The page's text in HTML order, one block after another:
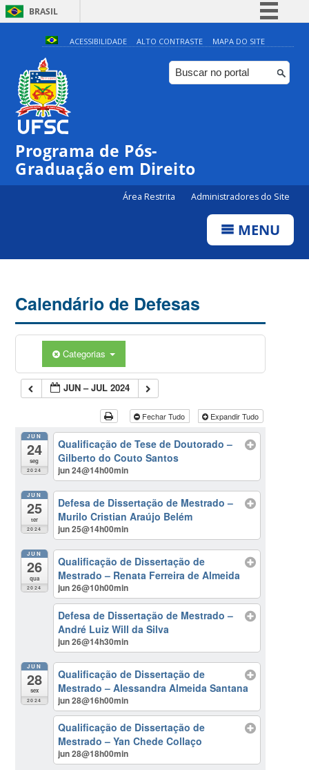
BRASIL
Simplifique!
Comunica BR
Participe
ACESSIBILIDADE ALTO CONTRASTE MAPA DO SITE
Programa de Pós-
Graduação em Direito
Área Restrita Administradores do Site
MENU
Calendário de Defesas
Categorias
JUN – JUL 2024
Fechar Tudo Expandir Tudo
JUN
24
seg
2024
Qualificação de Tese de Doutorado –
Gilberto do Couto Santos
jun 24@14h00min
JUN
25
ter
2024
Defesa de Dissertação de Mestrado –
Murilo Cristian Araújo Belém
jun 25@14h00min
JUN
26
qua
2024
Qualificação de Dissertação de
Mestrado – Renata Ferreira de Almeida
jun 26@10h00min
Defesa de Dissertação de Mestrado –
André Luiz Will da Silva
jun 26@14h30min
JUN
28
sex
2024
Qualificação de Dissertação de
Mestrado – Alessandra Almeida Santana
jun 28@16h00min
Qualificação de Dissertação de
Mestrado – Yan Chede Collaço
jun 28@18h00min